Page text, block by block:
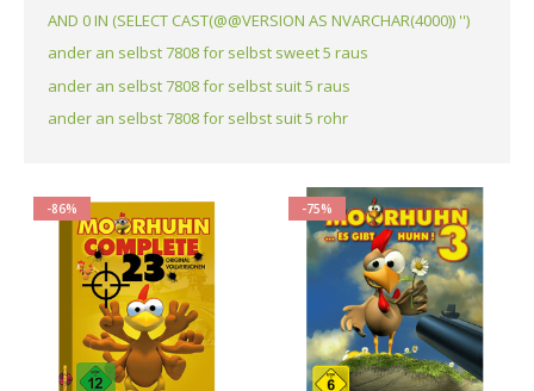
AND 0 IN (SELECT CAST(@@VERSION AS NVARCHAR(4000)) '')
ander an selbst 7808 for selbst sweet 5 raus
ander an selbst 7808 for selbst suit 5 raus
ander an selbst 7808 for selbst suit 5 rohr
-86% -75%